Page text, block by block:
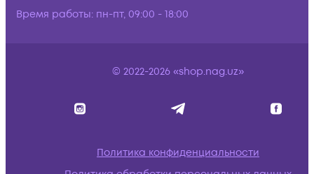
Время работы: пн-пт, 09:00 - 18:00
© 2022-2026 «shop.nag.uz»
Политика конфиденциальности